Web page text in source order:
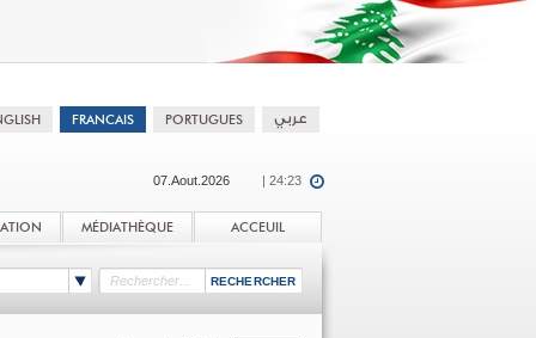
07.Aout.2026 | 24:23
MÉDIATHÈQUE ACCEUIL